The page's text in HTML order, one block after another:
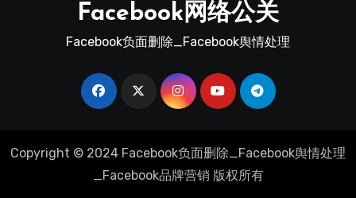
Facebook网络公关
Facebook负面删除_Facebook舆情处理
Copyright © 2024 Facebook负面删除_Facebook舆情处理
_Facebook品牌营销 版权所有